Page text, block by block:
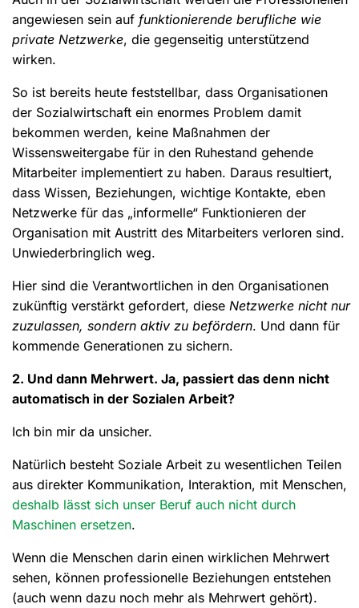
angewiesen sein auf funktionierende berufliche wie
private Netzwerke, die gegenseitig unterstützend
wirken.
So ist bereits heute feststellbar, dass Organisationen
der Sozialwirtschaft ein enormes Problem damit
bekommen werden, keine Maßnahmen der
Wissensweitergabe für in den Ruhestand gehende
Mitarbeiter implementiert zu haben. Daraus resultiert,
dass Wissen, Beziehungen, wichtige Kontakte, eben
Netzwerke für das „informelle“ Funktionieren der
Organisation mit Austritt des Mitarbeiters verloren sind.
Unwiederbringlich weg.
Hier sind die Verantwortlichen in den Organisationen
zukünftig verstärkt gefordert, diese Netzwerke nicht nur
zuzulassen, sondern aktiv zu befördern. Und dann für
kommende Generationen zu sichern.
2. Und dann Mehrwert. Ja, passiert das denn nicht
automatisch in der Sozialen Arbeit?
Ich bin mir da unsicher.
Natürlich besteht Soziale Arbeit zu wesentlichen Teilen
aus direkter Kommunikation, Interaktion, mit Menschen,
deshalb lässt sich unser Beruf auch nicht durch
Maschinen ersetzen.
Wenn die Menschen darin einen wirklichen Mehrwert
sehen, können professionelle Beziehungen entstehen
(auch wenn dazu noch mehr als Mehrwert gehört).